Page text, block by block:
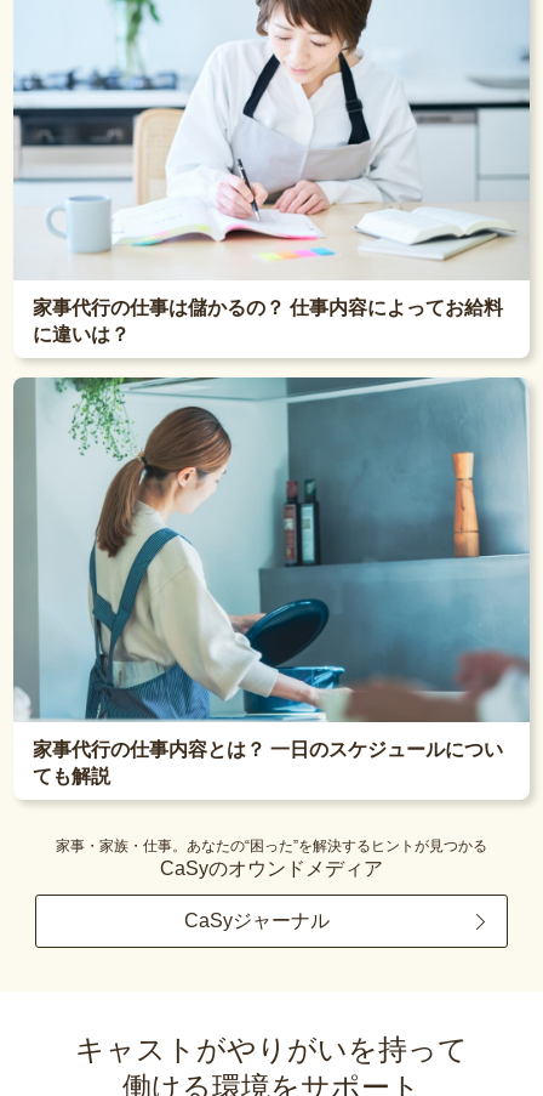
家事代行の仕事は儲かるの？ 仕事内容によってお給料
に違いは？
家事代行の仕事内容とは？ 一日のスケジュールについ
ても解説
家事・家族・仕事。あなたの“困った”を解決するヒントが見つかる
CaSyのオウンドメディア
CaSyジャーナル
キャストがやりがいを持って
働ける環境をサポート